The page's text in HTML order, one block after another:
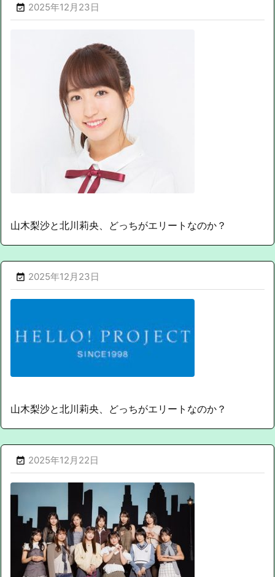
 2025年12月23日
山木梨沙と北川莉央、どっちがエリートなのか？
 2025年12月23日
山木梨沙と北川莉央、どっちがエリートなのか？
 2025年12月22日